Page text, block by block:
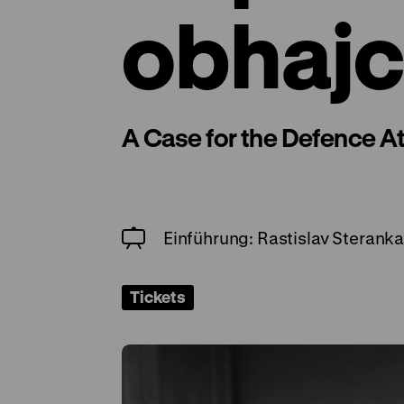
A Case for the Defence
Einführung: Rastislav Steranka
Tickets